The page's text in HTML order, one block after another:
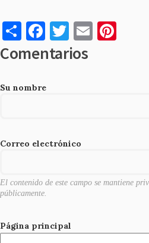
S
h
ar
e
F
a
c
e
o
T
w
it
E
m
Comentarios
Su nombre
Correo electrónico
El contenido de este campo se mantiene
públicamente.
Página principal